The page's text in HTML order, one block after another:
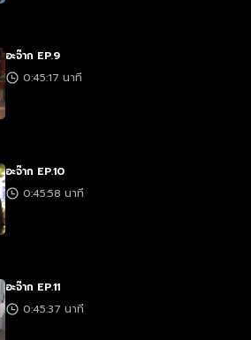
อะจ๊าก EP.9
0:45:17 นาที
อะจ๊าก EP.10
0:45:58 นาที
อะจ๊าก EP.11
0:45:37 นาที